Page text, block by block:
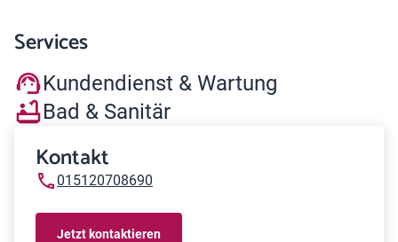
Services
Kundendienst & Wartung
Bad & Sanitär
Kontakt
015120708690
Jetzt kontaktieren